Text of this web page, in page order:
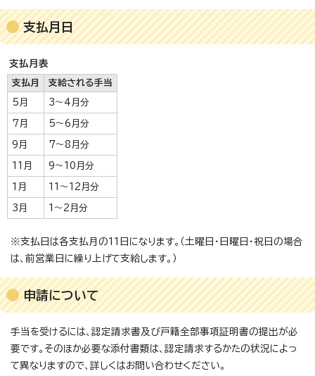
支払月日
支払月表
支払月 支給される手当
5月 3～4月分
7月 5～6月分
9月 7～8月分
11月 9～10月分
1月 11～12月分
3月 1～2月分
※支払日は各支払月の11日になります。（土曜日・日曜日・祝日の場合
は、前営業日に繰り上げて支給します。）
申請について
手当を受けるには、認定請求書及び戸籍全部事項証明書の提出が必
要です。そのほか必要な添付書類は、認定請求するかたの状況によっ
て異なりますので、詳しくはお問い合わせください。